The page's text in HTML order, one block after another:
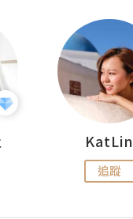
KatLin
追蹤